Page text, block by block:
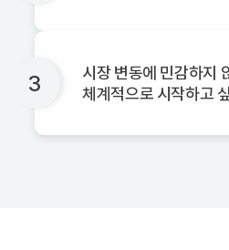
3 시장 변동에 민감하지
체계적으로 시작하고